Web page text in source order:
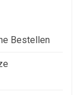
Bestellen